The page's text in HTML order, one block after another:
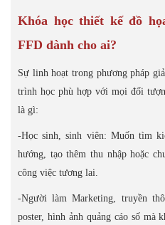
Khóa học thiết kế đồ
FFD dành cho ai?
Sự linh hoạt trong phương pháp
trình học phù hợp với mọi đối
là gì:
-Học sinh, sinh viên: Muốn tìm
hướng, tạo thêm thu nhập hoặc
công việc tương lai.
-Người làm Marketing, truyền
poster, hình ảnh quảng cáo số mà